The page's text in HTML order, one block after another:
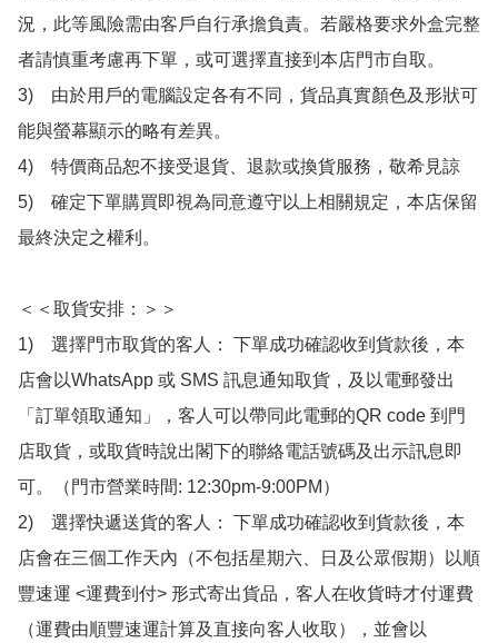
況，此等風險需由客戶自行承擔負責。若嚴格要求外盒完整
者請慎重考慮再下單，或可選擇直接到本店門市自取。
3)　由於用戶的電腦設定各有不同，貨品真實顏色及形狀可
能與螢幕顯示的略有差異。
4)　特價商品恕不接受退貨、退款或換貨服務，敬希見諒
5)　確定下單購買即視為同意遵守以上相關規定，本店保留
最終決定之權利。
＜＜取貨安排：＞＞
1)　選擇門市取貨的客人： 下單成功確認收到貨款後，本
店會以WhatsApp 或 SMS 訊息通知取貨，及以電郵發出
「訂單領取通知」，客人可以帶同此電郵的QR code 到門
店取貨，或取貨時說出閣下的聯絡電話號碼及出示訊息即
可。（門市營業時間: 12:30pm-9:00PM）
2)　選擇快遞送貨的客人： 下單成功確認收到貨款後，本
店會在三個工作天內（不包括星期六、日及公眾假期）以順
豐速運 <運費到付> 形式寄出貨品，客人在收貨時才付運費
（運費由順豐速運計算及直接向客人收取），並會以